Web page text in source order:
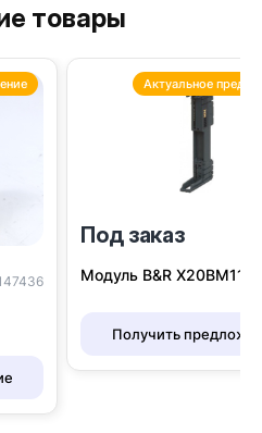
товары
Актуальное
Под заказ
Модуль B&R Х20BM11
Получить